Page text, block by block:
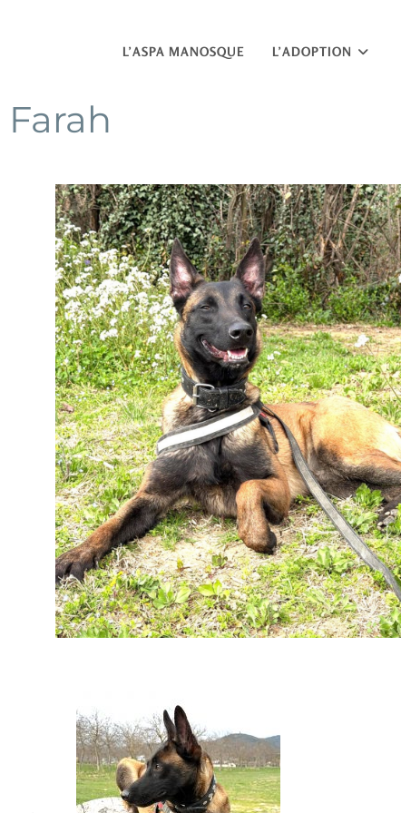
L’ASPA MANOSQUE L’ADOPTION
Farah